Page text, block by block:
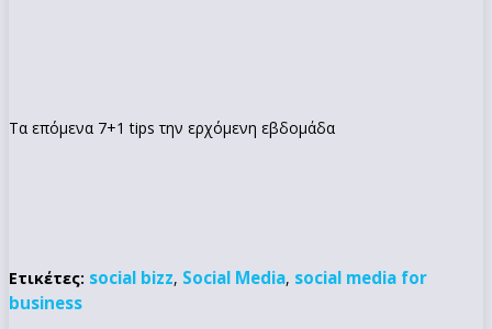
Τα επόμενα 7+1 tips την ερχόμενη εβδομάδα
Ετικέτες: social bizz, Social Media, social media for
business